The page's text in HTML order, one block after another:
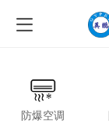
防爆空调